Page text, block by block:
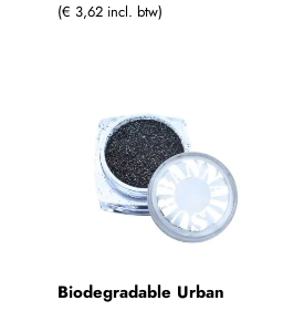
(€ 3,62 incl. btw)
Biodegradable Urban